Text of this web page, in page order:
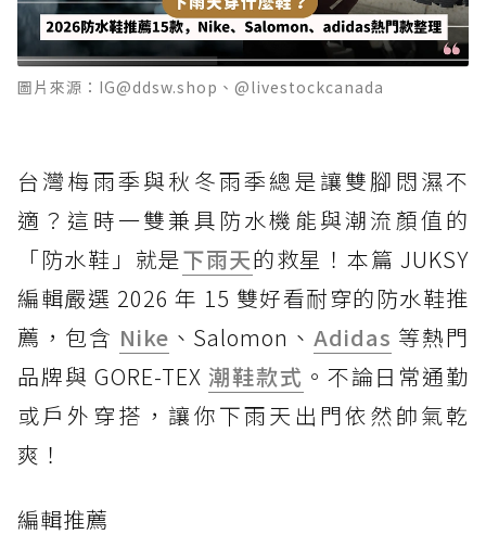
圖片來源：IG@ddsw.shop、@livestockcanada
台灣梅雨季與秋冬雨季總是讓雙腳悶濕不
適？這時一雙兼具防水機能與潮流顏值的
「防水鞋」就是下雨天的救星！本篇 JUKSY
編輯嚴選 2026 年 15 雙好看耐穿的防水鞋推
薦，包含 Nike 、Salomon、Adidas 等熱門
品牌與 GORE-TEX 潮鞋款式 。不論日常通勤
或戶外穿搭，讓你下雨天出門依然帥氣乾
爽！
編輯推薦